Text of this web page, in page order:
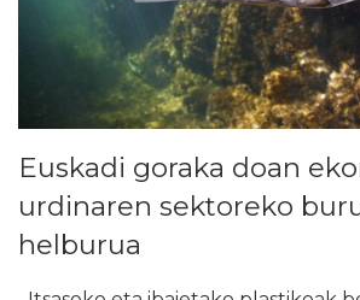
Euskadi goraka doan
urdinaren sektoreko
helburua